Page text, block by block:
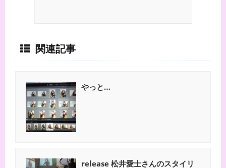
関連記事
やっと…
release 松井愛士さんのスタイリ